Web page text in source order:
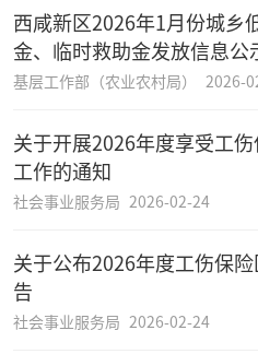
西咸新区2026年1月份城乡
金、临时救助金发放信息公
基层工作部（农业农村局） 2026-
关于开展2026年度享受工
工作的通知
社会事业服务局 2026-02-24
关于公布2026年度工伤保
告
社会事业服务局 2026-02-24